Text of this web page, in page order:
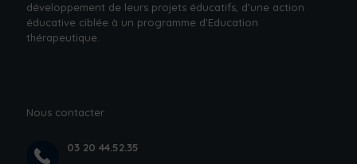
développement de leurs projets éducatifs, d’une action
éducative ciblée à un programme d’Education
thérapeutique.
Nous contacter
03 20 44.52.35